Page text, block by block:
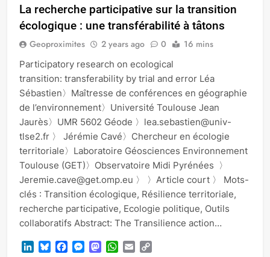
La recherche participative sur la transition
écologique : une transférabilité à tâtons
Geoproximites 2 years ago 0 16 mins
Participatory research on ecological
transition: transferability by trial and error Léa
Sébastien〉Maîtresse de conférences en géographie
de l’environnement〉Université Toulouse Jean
Jaurès〉UMR 5602 Géode 〉lea.sebastien@univ-
tlse2.fr 〉 Jérémie Cavé〉Chercheur en écologie
territoriale〉Laboratoire Géosciences Environnement
Toulouse (GET)〉Observatoire Midi Pyrénées 〉
Jeremie.cave@get.omp.eu 〉 〉Article court 〉 Mots-
clés : Transition écologique, Résilience territoriale,
recherche participative, Ecologie politique, Outils
collaboratifs Abstract: The Transilience action…
LinkedInBlueskyFacebook
Messenger
Mastodon
WhatsApp
Email